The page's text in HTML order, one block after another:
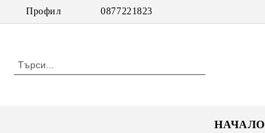
Профил 0877221823
НАЧАЛО